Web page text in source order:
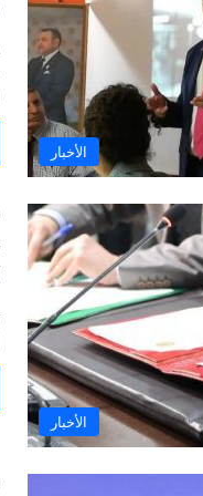
الأخبار
الأخبار